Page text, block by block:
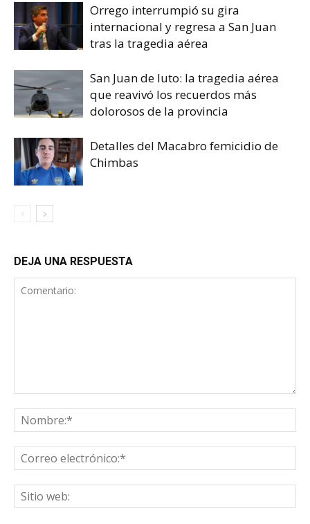
Orrego interrumpió su gira
internacional y regresa a San Juan
tras la tragedia aérea
San Juan de luto: la tragedia aérea
que reavivó los recuerdos más
dolorosos de la provincia
Detalles del Macabro femicidio de
Chimbas
DEJA UNA RESPUESTA